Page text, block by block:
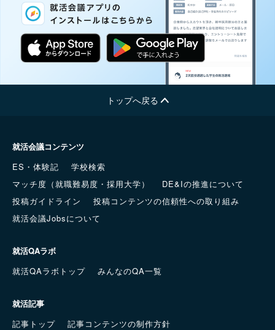
トップへ戻る
就活会議コンテンツ
ES・体験記
学校検索
マッチ度（就職難易度・採用大学）
DE&Iの推進について
投稿ガイドライン
投稿コンテンツの信頼性への取り組み
就活会議Jobsについて
就活QAラボ
就活QAラボトップ
みんなのQA一覧
就活記事
記事トップ
記事コンテンツの制作方針